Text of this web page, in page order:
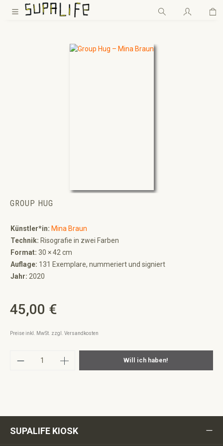
Zum Hauptinhalt springen
GROUP HUG
Künstler*in: Mina Braun
Technik: Risografie in zwei Farben
Format: 30 × 42 cm
Auflage: 131 Exemplare, nummeriert und signiert
Jahr: 2020
Regulärer Preis:
45,00 €
Preise inkl. MwSt. zzgl. Versandkosten
Produkt Anzahl: Gib den gewünschten
Will ich haben!
SUPALIFE KIOSK